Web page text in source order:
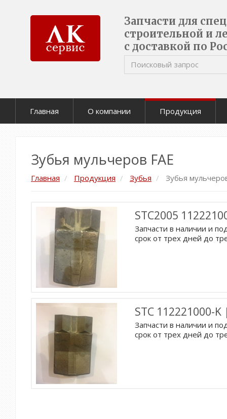
Запчасти для
строительной и
с доставкой по
Главная О компании Продукция
Зубья мульчеров FAE
Главная Продукция Зубья Зубья
STC2005
Запчасти в наличии и
срок от трех дней до
STC 112221000-
Запчасти в наличии и
срок от трех дней до